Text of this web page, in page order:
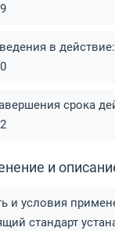
стальная
проката
на
металла
в действие:
срока
и
и условия
стандарт